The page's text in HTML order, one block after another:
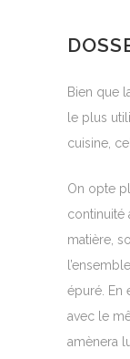
Bien que
le plus
cuisine,
On opte
continuité
matière,
épuré. En
avec le
amènera